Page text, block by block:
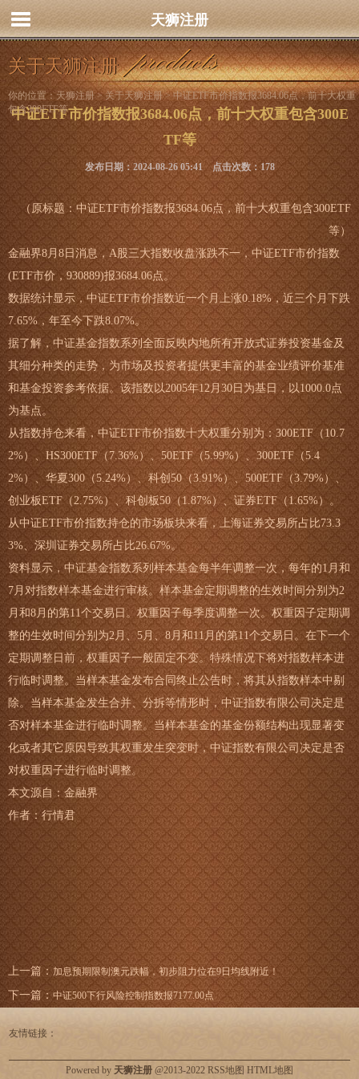
天狮注册
关于天狮注册
你的位置：天狮注册>关于天狮注册> 中证ETF市价指数报3684.06点，前十大权重
包含300ETF等
中证ETF市价指数报3684.06点，前十大权重包含300E
TF等
发布日期：2024-08-26 05:41 点击次数：178
（原标题：中证ETF市价指数报3684.06点，前十大权重包含300ETF
等）
金融界8月8日消息，A股三大指数收盘涨跌不一，中证ETF市价指数
(ETF市价，930889)报3684.06点。
数据统计显示，中证ETF市价指数近一个月上涨0.18%，近三个月下跌
7.65%，年至今下跌8.07%。
据了解，中证基金指数系列全面反映内地所有开放式证券投资基金及
其细分种类的走势，为市场及投资者提供更丰富的基金业绩评价基准
和基金投资参考依据。该指数以2005年12月30日为基日，以1000.0点
为基点。
从指数持仓来看，中证ETF市价指数十大权重分别为：300ETF（10.7
2%）、HS300ETF（7.36%）、50ETF（5.99%）、300ETF（5.4
2%）、华夏300（5.24%）、科创50（3.91%）、500ETF（3.79%）、
创业板ETF（2.75%）、科创板50（1.87%）、证券ETF（1.65%）。
从中证ETF市价指数持仓的市场板块来看，上海证券交易所占比73.3
3%、深圳证券交易所占比26.67%。
资料显示，中证基金指数系列样本基金每半年调整一次，每年的1月和
7月对指数样本基金进行审核。样本基金定期调整的生效时间分别为2
月和8月的第11个交易日。权重因子每季度调整一次。权重因子定期调
整的生效时间分别为2月、5月、8月和11月的第11个交易日。在下一个
定期调整日前，权重因子一般固定不变。特殊情况下将对指数样本进
行临时调整。当样本基金发布合同终止公告时，将其从指数样本中剔
除。当样本基金发生合并、分拆等情形时，中证指数有限公司决定是
否对样本基金进行临时调整。当样本基金的基金份额结构出现显著变
化或者其它原因导致其权重发生突变时，中证指数有限公司决定是否
对权重因子进行临时调整。
本文源自：金融界
作者：行情君
上一篇： 加息预期限制澳元跌幅，初步阻力位在9日均线附近！
下一篇： 中证500下行风险控制指数报7177.00点
友情链接：
Powered by 天狮注册 @2013-2022 RSS地图 HTML地图